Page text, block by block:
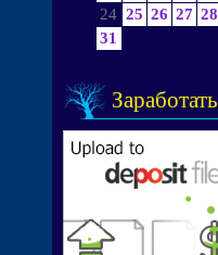
24 25 26 27 28
31
Заработать